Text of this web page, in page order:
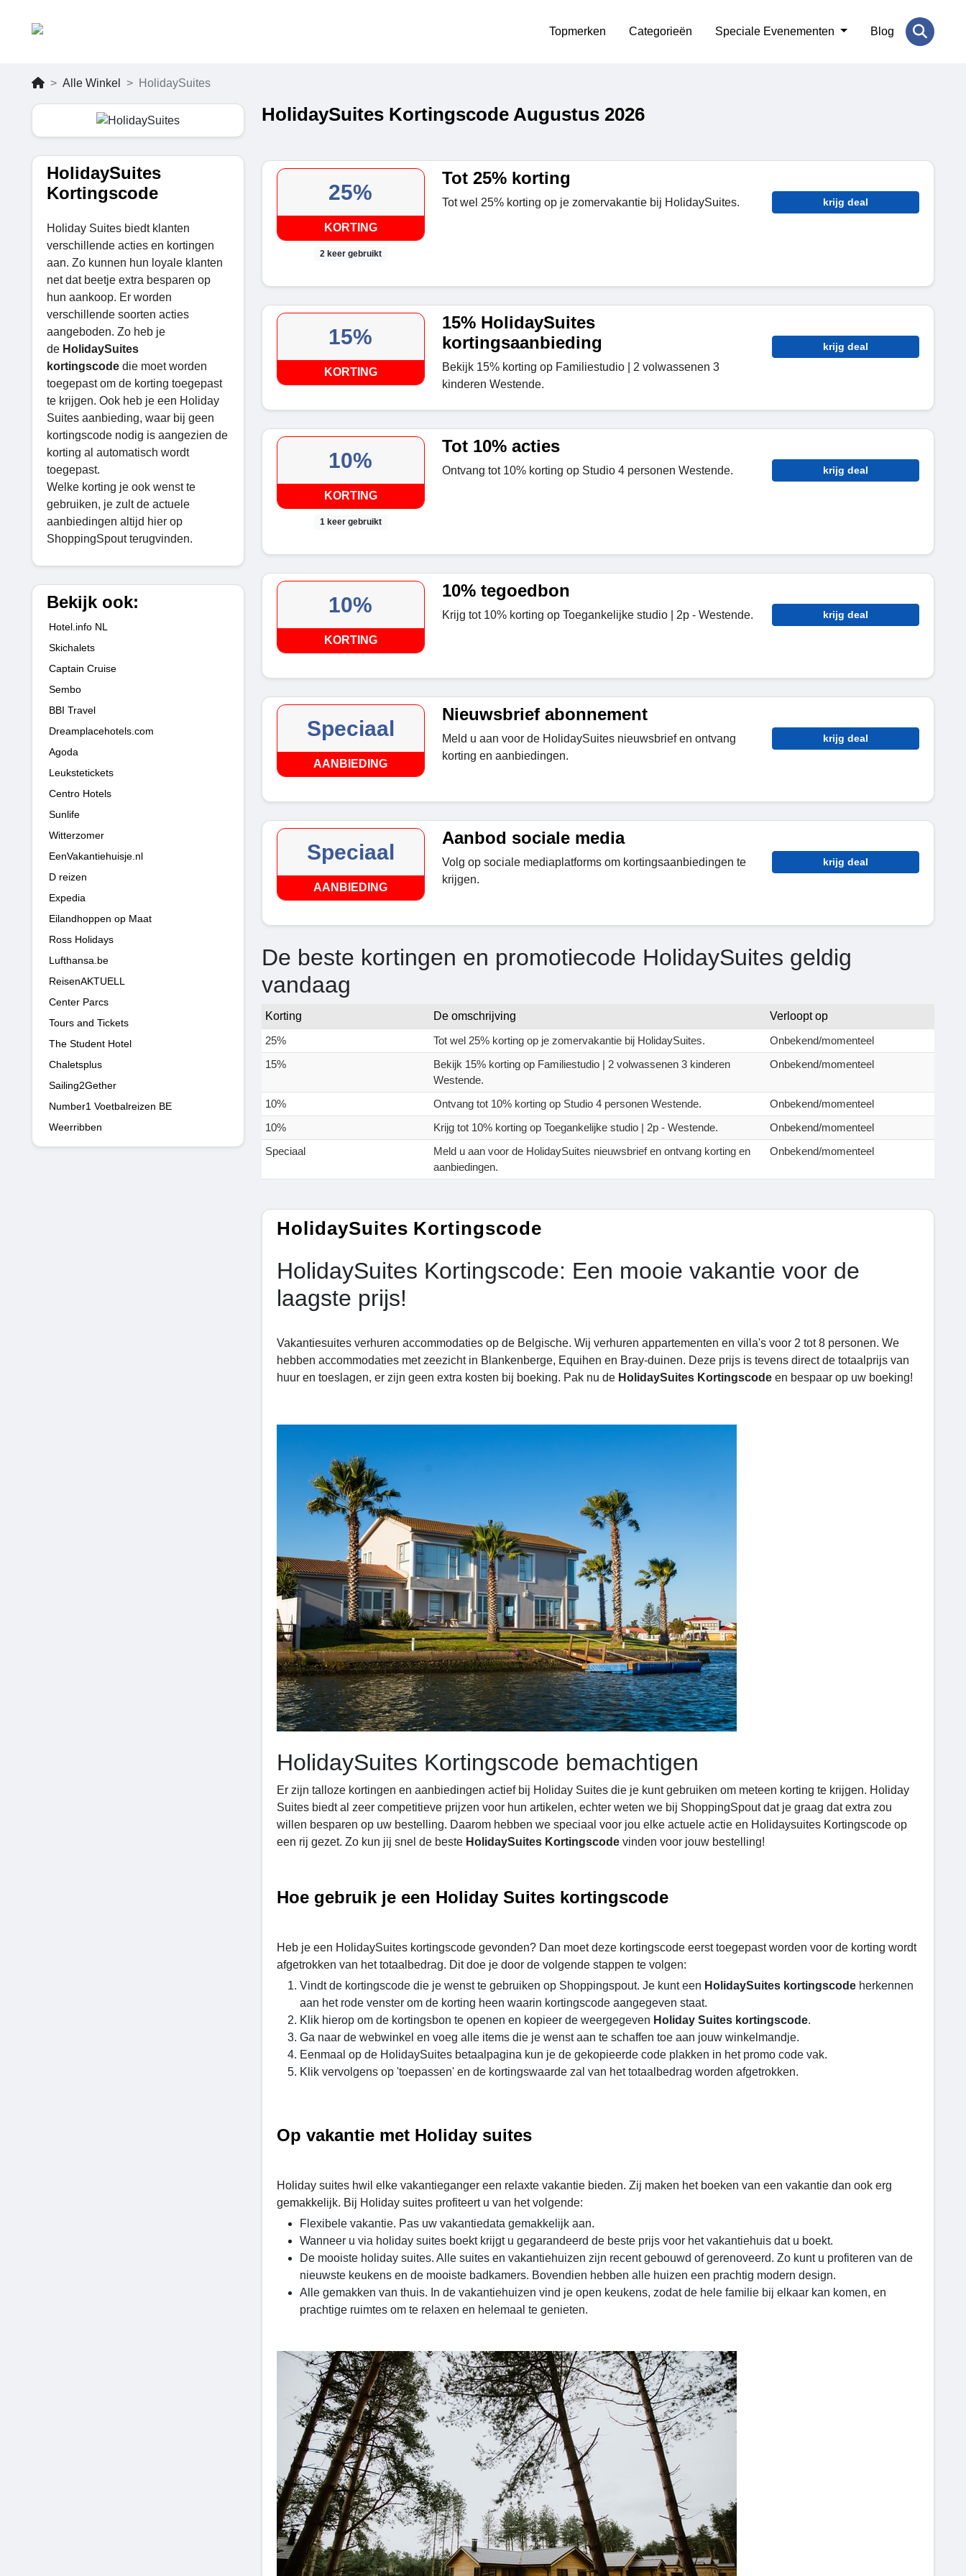
Topmerken Categorieën Speciale Evenementen Blog
Alle Winkel HolidaySuites
HolidaySuites
Kortingscode
Holiday Suites biedt klanten
verschillende acties en kortingen
aan. Zo kunnen hun loyale klanten
net dat beetje extra besparen op
hun aankoop. Er worden
verschillende soorten acties
aangeboden. Zo heb je
de HolidaySuites
kortingscode die moet worden
toegepast om de korting toegepast
te krijgen. Ook heb je een Holiday
Suites aanbieding, waar bij geen
kortingscode nodig is aangezien de
korting al automatisch wordt
toegepast.
Welke korting je ook wenst te
gebruiken, je zult de actuele
aanbiedingen altijd hier op
ShoppingSpout terugvinden.
Bekijk ook:
Hotel.info NL
Skichalets
Captain Cruise
Sembo
BBI Travel
Dreamplacehotels.com
Agoda
Leukstetickets
Centro Hotels
Sunlife
Witterzomer
EenVakantiehuisje.nl
D reizen
Expedia
Eilandhoppen op Maat
Ross Holidays
Lufthansa.be
ReisenAKTUELL
Center Parcs
Tours and Tickets
The Student Hotel
Chaletsplus
Sailing2Gether
Number1 Voetbalreizen BE
Weerribben
HolidaySuites Kortingscode Augustus 2026
25%
KORTING
2 keer gebruikt
Tot 25% korting
Tot wel 25% korting op je zomervakantie bij HolidaySuites. krijg deal
15%
KORTING
15% HolidaySuites
kortingsaanbieding
Bekijk 15% korting op Familiestudio | 2 volwassenen 3
kinderen Westende.
krijg deal
10%
KORTING
1 keer gebruikt
Tot 10% acties
Ontvang tot 10% korting op Studio 4 personen Westende. krijg deal
10%
KORTING
10% tegoedbon
Krijg tot 10% korting op Toegankelijke studio | 2p - Westende. krijg deal
Speciaal
AANBIEDING
Nieuwsbrief abonnement
Meld u aan voor de HolidaySuites nieuwsbrief en ontvang
korting en aanbiedingen.
krijg deal
Speciaal
AANBIEDING
Aanbod sociale media
Volg op sociale mediaplatforms om kortingsaanbiedingen te
krijgen.
krijg deal
De beste kortingen en promotiecode HolidaySuites geldig
vandaag
Korting De omschrijving
Verloopt op
25%
Tot wel 25% korting op je zomervakantie bij HolidaySuites.
Onbekend/momenteel
15%
Bekijk 15% korting op Familiestudio | 2 volwassenen 3 kinderen
Westende.
Onbekend/momenteel
10% Ontvang tot 10% korting op Studio 4 personen Westende.
Onbekend/momenteel
10%
Krijg tot 10% korting op Toegankelijke studio | 2p - Westende.
Onbekend/momenteel
Speciaal
Meld u aan voor de HolidaySuites nieuwsbrief en ontvang korting en
aanbiedingen.
Onbekend/momenteel
HolidaySuites Kortingscode
HolidaySuites Kortingscode: Een mooie vakantie voor de
laagste prijs!
Vakantiesuites verhuren accommodaties op de Belgische. Wij verhuren appartementen en villa's voor 2 tot 8 personen. We
hebben accommodaties met zeezicht in Blankenberge, Equihen en Bray-duinen. Deze prijs is tevens direct de totaalprijs van
huur en toeslagen, er zijn geen extra kosten bij boeking. Pak nu de HolidaySuites Kortingscode en bespaar op uw boeking!
HolidaySuites Kortingscode bemachtigen
Er zijn talloze kortingen en aanbiedingen actief bij Holiday Suites die je kunt gebruiken om meteen korting te krijgen. Holiday
Suites biedt al zeer competitieve prijzen voor hun artikelen, echter weten we bij ShoppingSpout dat je graag dat extra zou
willen besparen op uw bestelling. Daarom hebben we speciaal voor jou elke actuele actie en Holidaysuites Kortingscode op
een rij gezet. Zo kun jij snel de beste HolidaySuites Kortingscode vinden voor jouw bestelling!
Hoe gebruik je een Holiday Suites kortingscode
Heb je een HolidaySuites kortingscode gevonden? Dan moet deze kortingscode eerst toegepast worden voor de korting wordt
afgetrokken van het totaalbedrag. Dit doe je door de volgende stappen te volgen:
Vindt de kortingscode die je wenst te gebruiken op Shoppingspout. Je kunt een HolidaySuites kortingscode herkennen
aan het rode venster om de korting heen waarin kortingscode aangegeven staat.
Klik hierop om de kortingsbon te openen en kopieer de weergegeven Holiday Suites kortingscode.
Ga naar de webwinkel en voeg alle items die je wenst aan te schaffen toe aan jouw winkelmandje.
Eenmaal op de HolidaySuites betaalpagina kun je de gekopieerde code plakken in het promo code vak.
Klik vervolgens op 'toepassen' en de kortingswaarde zal van het totaalbedrag worden afgetrokken.
Op vakantie met Holiday suites
Holiday suites hwil elke vakantieganger een relaxte vakantie bieden. Zij maken het boeken van een vakantie dan ook erg
gemakkelijk. Bij Holiday suites profiteert u van het volgende:
Flexibele vakantie. Pas uw vakantiedata gemakkelijk aan.
Wanneer u via holiday suites boekt krijgt u gegarandeerd de beste prijs voor het vakantiehuis dat u boekt.
De mooiste holiday suites. Alle suites en vakantiehuizen zijn recent gebouwd of gerenoveerd. Zo kunt u profiteren van de
nieuwste keukens en de mooiste badkamers. Bovendien hebben alle huizen een prachtig modern design.
Alle gemakken van thuis. In de vakantiehuizen vind je open keukens, zodat de hele familie bij elkaar kan komen, en
prachtige ruimtes om te relaxen en helemaal te genieten.